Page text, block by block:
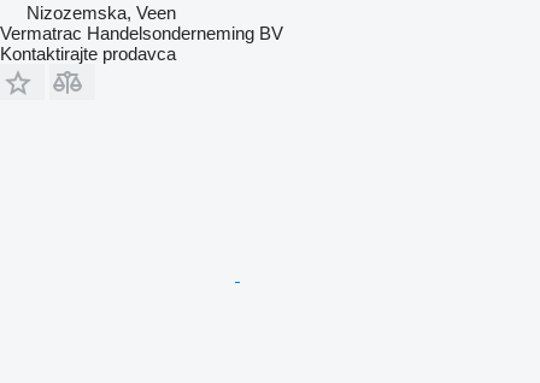
Nizozemska, Veen
Vermatrac Handelsonderneming BV
Kontaktirajte prodavca